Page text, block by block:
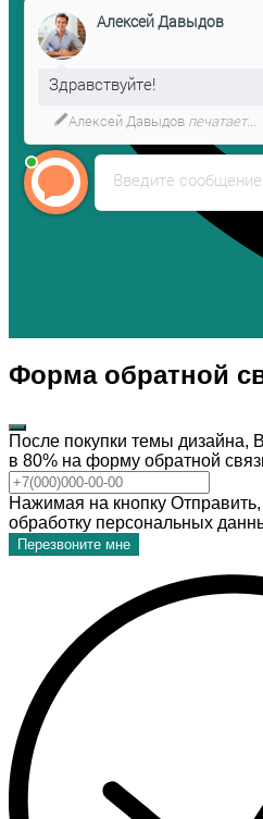
Форма обратной
После покупки темы дизайна,
в 80% на форму обратной
Нажимая на кнопку
обработку персональных
Перезвоните мне
Введите сообщение
Алексей Давыдов
Здравствуйте!
Алексей Давыдов печатает...